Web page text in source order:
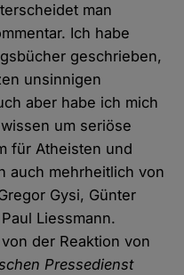
man
Ich habe
geschrieben,
unsinnigen
aber habe ich mich
um seriöse
für Atheisten und
auch mehrheitlich von
Gysi, Günter
Liessmann.
der Reaktion von
Pressedienst